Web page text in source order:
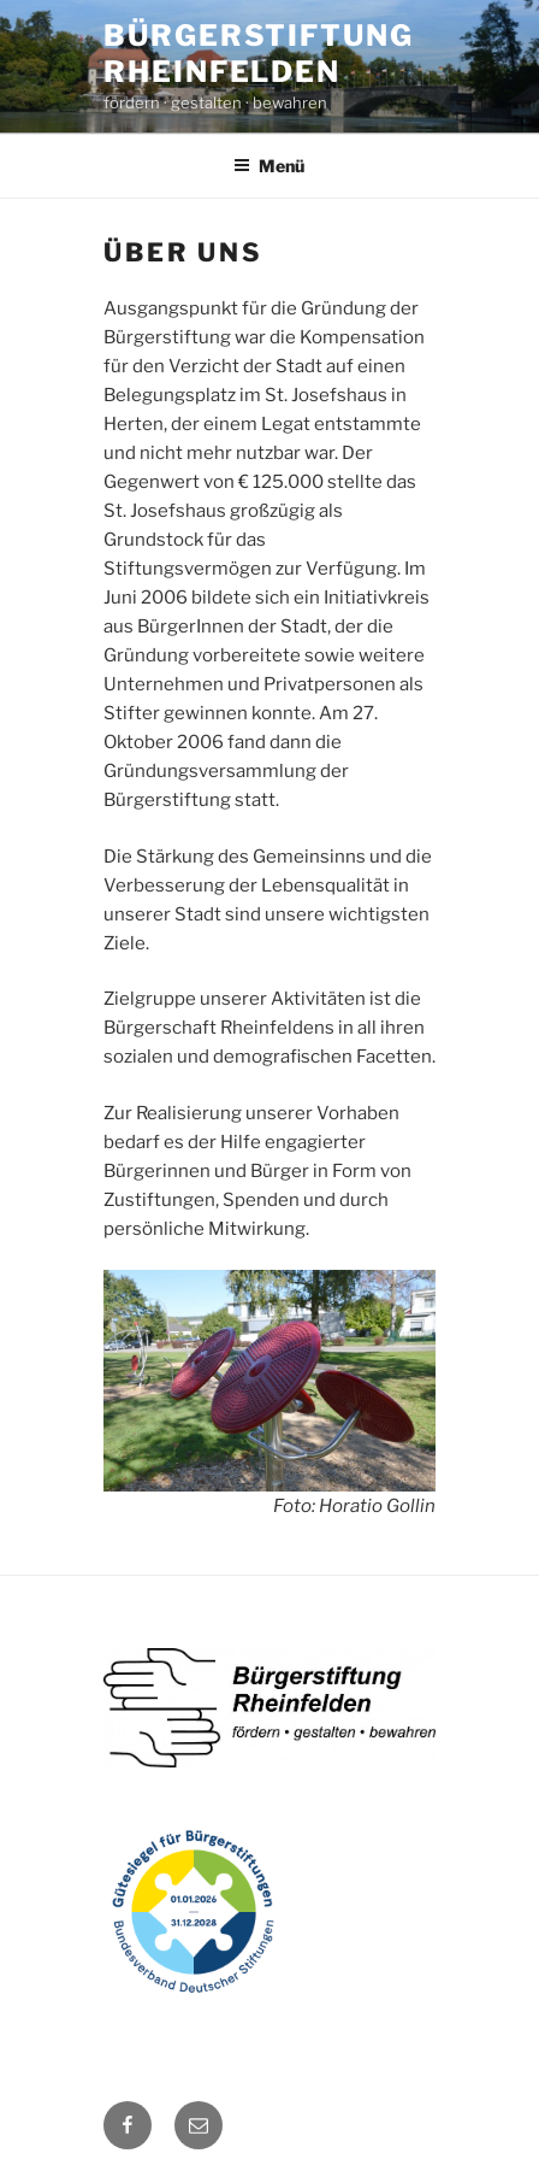
Zum
Inhalt
springen
BÜRGERSTIFTUNG
RHEINFELDEN
fördern · gestalten · bewahren
Menü
ÜBER UNS
Ausgangspunkt für die Gründung der
Bürgerstiftung war die Kompensation
für den Verzicht der Stadt auf einen
Belegungsplatz im St. Josefshaus in
Herten, der einem Legat entstammte
und nicht mehr nutzbar war. Der
Gegenwert von € 125.000 stellte das
St. Josefshaus großzügig als
Grundstock für das
Stiftungsvermögen zur Verfügung. Im
Juni 2006 bildete sich ein Initiativkreis
aus BürgerInnen der Stadt, der die
Gründung vorbereitete sowie weitere
Unternehmen und Privatpersonen als
Stifter gewinnen konnte. Am 27.
Oktober 2006 fand dann die
Gründungsversammlung der
Bürgerstiftung statt.
Die Stärkung des Gemeinsinns und die
Verbesserung der Lebensqualität in
unserer Stadt sind unsere wichtigsten
Ziele.
Zielgruppe unserer Aktivitäten ist die
Bürgerschaft Rheinfeldens in all ihren
sozialen und demografischen Facetten.
Zur Realisierung unserer Vorhaben
bedarf es der Hilfe engagierter
Bürgerinnen und Bürger in Form von
Zustiftungen, Spenden und durch
persönliche Mitwirkung.
Foto: Horatio Gollin
Facebook
E-
Mail